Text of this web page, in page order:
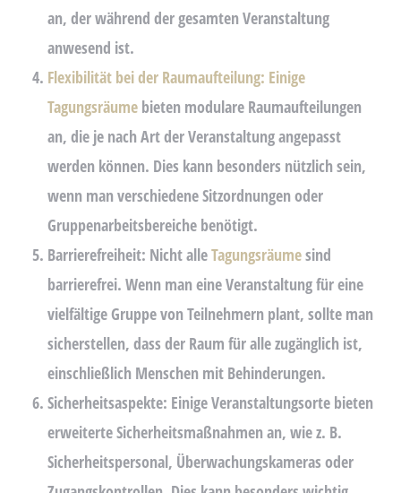
an, der während der gesamten Veranstaltung
anwesend ist.
Flexibilität bei der Raumaufteilung: Einige
Tagungsräume bieten modulare Raumaufteilungen
an, die je nach Art der Veranstaltung angepasst
werden können. Dies kann besonders nützlich sein,
wenn man verschiedene Sitzordnungen oder
Gruppenarbeitsbereiche benötigt.
Barrierefreiheit: Nicht alleTagungsräumesind
barrierefrei. Wenn man eine Veranstaltung für eine
vielfältige Gruppe von Teilnehmern plant, sollte man
sicherstellen, dass der Raum für alle zugänglich ist,
einschließlich Menschen mit Behinderungen.
Sicherheitsaspekte: Einige Veranstaltungsorte bieten
erweiterte Sicherheitsmaßnahmen an, wie z. B.
Sicherheitspersonal, Überwachungskameras oder